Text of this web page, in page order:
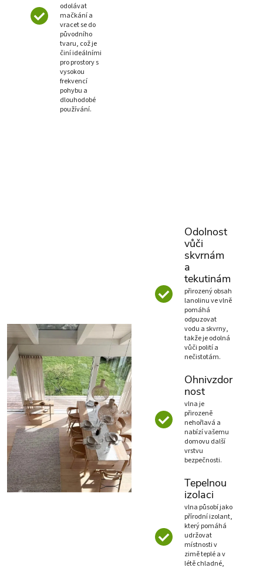
odolávat
mačkání a
vracet se do
původního
tvaru, což je
činí ideálními
pro prostory s
vysokou
frekvencí
pohybu a
dlouhodobé
používání.
Odolnost
vůči
skvrnám
a
tekutinám
přirozený obsah
lanolinu ve vlně
pomáhá
odpuzovat
vodu a skvrny,
takže je odolná
vůči polití a
nečistotám.
Ohnivzdor
nost
vlna je
přirozeně
nehořlavá a
nabízí vašemu
domovu další
vrstvu
bezpečnosti.
Tepelnou
izolaci
vlna působí jako
přírodní izolant,
který pomáhá
udržovat
místnosti v
zimě teplé a v
létě chladné,